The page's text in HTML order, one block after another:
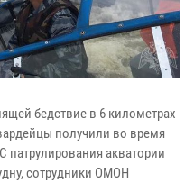
бедствие в 6 километрах
получили во время
акватории
сотрудники ОМОН